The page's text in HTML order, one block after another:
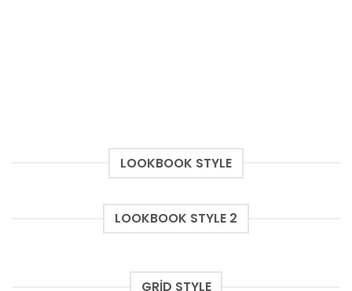
LOOKBOOK STYLE
LOOKBOOK STYLE 2
GRID STYLE